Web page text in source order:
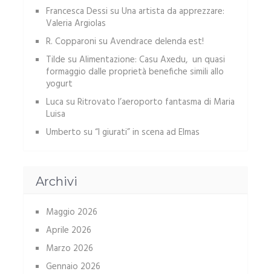
Francesca Dessi su Una artista da apprezzare:
Valeria Argiolas
R. Copparoni su Avendrace delenda est!
Tilde su Alimentazione: Casu Axedu, un quasi
formaggio dalle proprietà benefiche simili allo
yogurt
Luca su Ritrovato l’aeroporto fantasma di Maria
Luisa
Umberto su “I giurati” in scena ad Elmas
Archivi
Maggio 2026
Aprile 2026
Marzo 2026
Gennaio 2026